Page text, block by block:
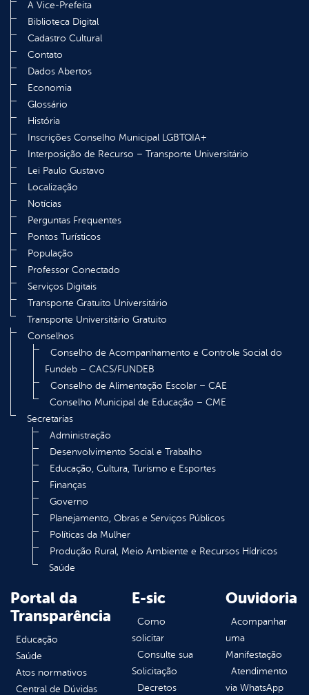
A Vice-Prefeita
Biblioteca Digital
Cadastro Cultural
Contato
Dados Abertos
Economia
Glossário
História
Inscrições Conselho Municipal LGBTQIA+
Interposição de Recurso – Transporte Universitário
Lei Paulo Gustavo
Localização
Notícias
Perguntas Frequentes
Pontos Turísticos
População
Professor Conectado
Serviços Digitais
Transporte Gratuito Universitário
Transporte Universitário Gratuito
Conselhos
Conselho de Acompanhamento e Controle Social do
Fundeb – CACS/FUNDEB
Conselho de Alimentação Escolar – CAE
Conselho Municipal de Educação – CME
Secretarias
Administração
Desenvolvimento Social e Trabalho
Educação, Cultura, Turismo e Esportes
Finanças
Governo
Planejamento, Obras e Serviços Públicos
Políticas da Mulher
Produção Rural, Meio Ambiente e Recursos Hídricos
Saúde
Portal da
Transparência
Educação
Saúde
Atos normativos
Central de Dúvidas
E-sic
Como
solicitar
Consulte sua
Solicitação
Decretos
Ouvidoria
Acompanhar
uma
Manifestação
Atendimento
via WhatsApp